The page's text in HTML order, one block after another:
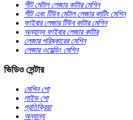
শীট মেটাল লেজার কাটার মেশিন
শীট এবং টিউব মেটাল লেজার কাটিং মেশিন
ফাইবার লেজার টিউব কাটার মেশিন
অন্যান্য ফাইবার লেজার কাটার
লেজার পরিষ্কারের মেশিন
লেজার ওয়েল্ডিং মেশিন
ভিডিও সেন্টার
মেশিন শো
লাইভ শো
প্রতিক্রিয়া
অন্যান্য